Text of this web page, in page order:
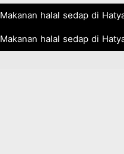
Makanan halal sedap di
Makanan halal sedap di